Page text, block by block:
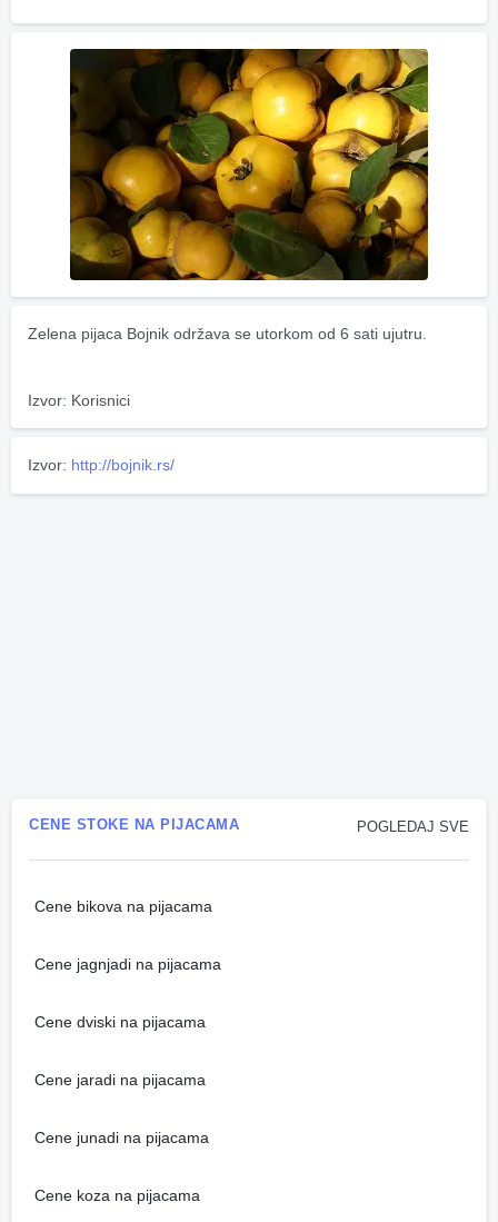
Zelena pijaca Bojnik održava se utorkom od 6 sati ujutru.
Izvor: Korisnici
Izvor: http://bojnik.rs/
POGLEDAJ SVE
CENE STOKE NA PIJACAMA
Cene bikova na pijacama
Cene jagnjadi na pijacama
Cene dviski na pijacama
Cene jaradi na pijacama
Cene junadi na pijacama
Cene koza na pijacama